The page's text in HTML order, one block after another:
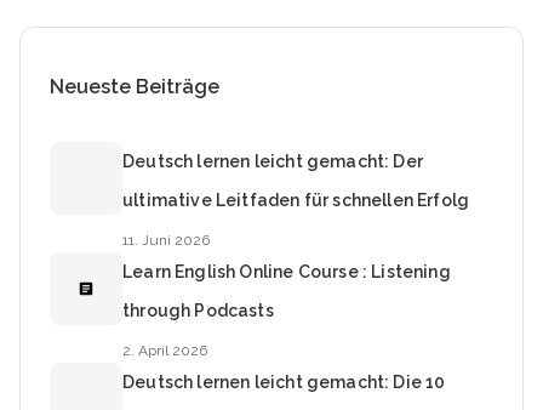
Neueste Beiträge
Deutsch lernen leicht gemacht: Der
ultimative Leitfaden für schnellen Erfolg
11. Juni 2026
article
Learn English Online Course : Listening
through Podcasts
2. April 2026
Deutsch lernen leicht gemacht: Die 10